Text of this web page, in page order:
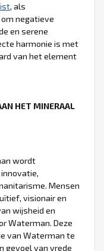
, als
negatieve
en serene
harmonie is met
van het element
HET MINERAAL
wordt
Mensen
visionair en
wijsheid en
Waterman. Deze
van Waterman te
gevoel van vrede